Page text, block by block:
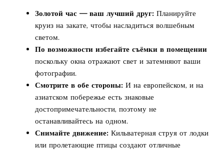
Золотой час — ваш лучший друг: Планируйте
круиз на закате, чтобы насладиться волшебным
светом.
По возможности избегайте съёмки в помещении
поскольку окна отражают свет и затемняют ваши
фотографии.
Смотрите в обе стороны: И на европейском, и на
азиатском побережье есть знаковые
достопримечательности, поэтому не
останавливайтесь на одном.
Снимайте движение: Кильватерная струя от лодки
или пролетающие птицы создают отличные